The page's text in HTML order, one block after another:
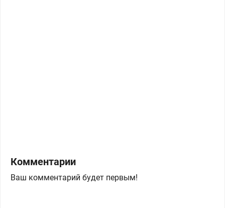
Комментарии
Ваш комментарий будет первым!